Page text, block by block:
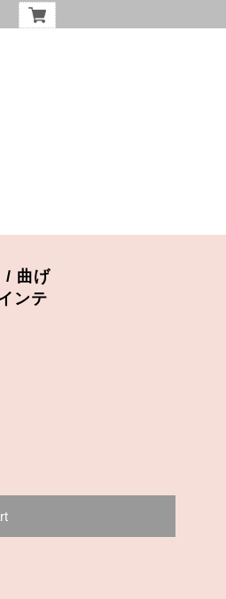
曲げ
ンテ